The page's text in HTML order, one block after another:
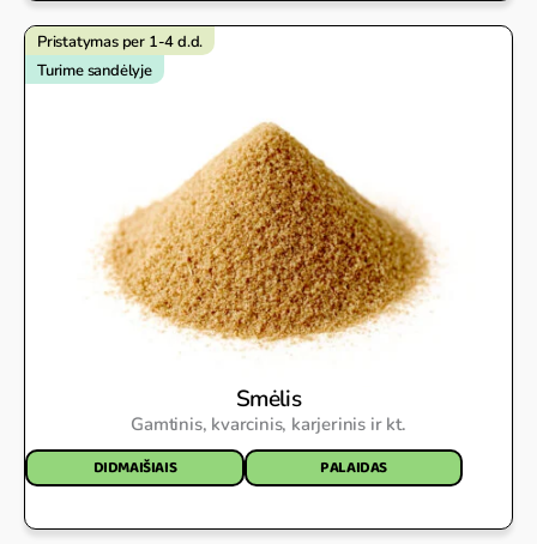
Pristatymas per 1-4 d.d.
Turime sandėlyje
Smėlis
Gamtinis, kvarcinis, karjerinis ir kt.
DIDMAIŠIAIS PALAIDAS